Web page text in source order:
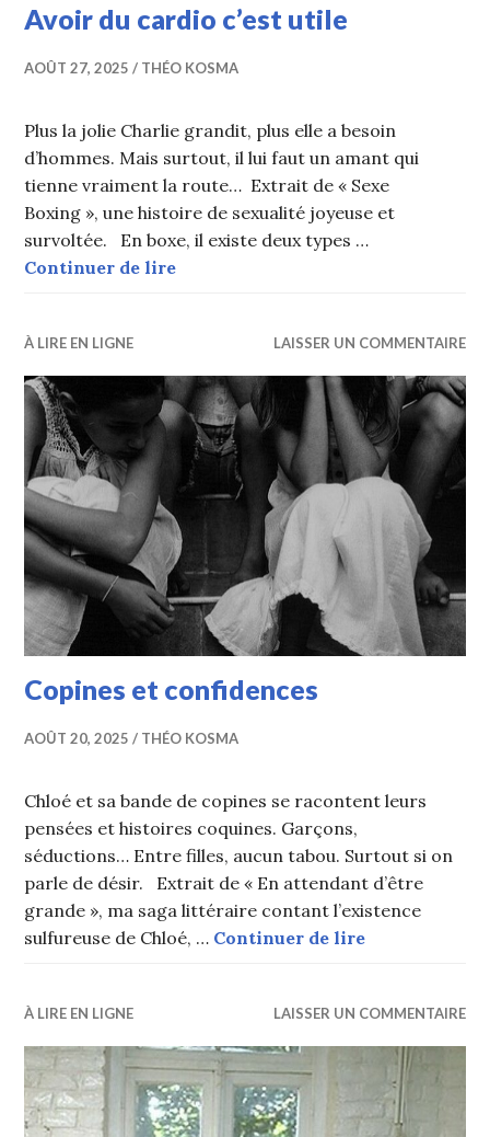
Avoir du cardio c’est utile
AOÛT 27, 2025 THÉO KOSMA
Plus la jolie Charlie grandit, plus elle a besoin
d’hommes. Mais surtout, il lui faut un amant qui
tienne vraiment la route… Extrait de « Sexe
Boxing », une histoire de sexualité joyeuse et
survoltée. En boxe, il existe deux types …
Continuer de lireAvoir du cardio c’est utile
À LIRE EN LIGNE LAISSER UN COMMENTAIRE
Copines et confidences
AOÛT 20, 2025 THÉO KOSMA
Chloé et sa bande de copines se racontent leurs
pensées et histoires coquines. Garçons,
séductions… Entre filles, aucun tabou. Surtout si on
parle de désir. Extrait de « En attendant d’être
grande », ma saga littéraire contant l’existence
sulfureuse de Chloé, … Continuer de lireCopines et
À LIRE EN LIGNE LAISSER UN COMMENTAIRE